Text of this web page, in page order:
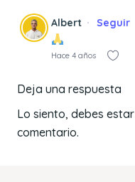
Albert Seguir
Hace 4 años
Deja una respuesta
Lo siento, debes estar
comentario.